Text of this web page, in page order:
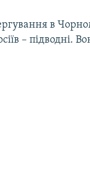
в
– підводні.